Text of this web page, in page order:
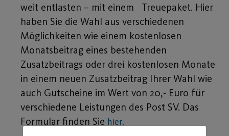
weit entlasten – mit einem Treuepaket. Hier
haben Sie die Wahl aus verschiedenen
Möglichkeiten wie einem kostenlosen
Monatsbeitrag eines bestehenden
Zusatzbeitrags oder drei kostenlosen Monate
in einem neuen Zusatzbeitrag Ihrer Wahl wie
auch Gutscheine im Wert von 20,- Euro für
verschiedene Leistungen des Post SV. Das
Formular finden Sie hier.